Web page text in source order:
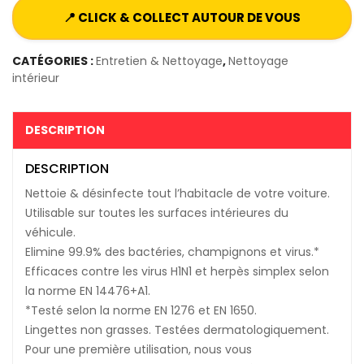
📍 CLICK & COLLECT AUTOUR DE VOUS
CATÉGORIES :Entretien & Nettoyage,Nettoyage
intérieur
DESCRIPTION
DESCRIPTION
Nettoie & désinfecte tout l’habitacle de votre voiture.
Utilisable sur toutes les surfaces intérieures du
véhicule.
Elimine 99.9% des bactéries, champignons et virus.*
Efficaces contre les virus H1N1 et herpès simplex selon
la norme EN 14476+A1.
*Testé selon la norme EN 1276 et EN 1650.
Lingettes non grasses. Testées dermatologiquement.
Pour une première utilisation, nous vous